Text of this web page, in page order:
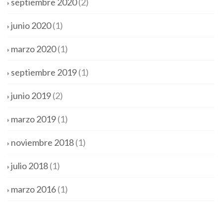
junio 2020(1)
marzo 2020(1)
septiembre 2019(1)
junio 2019(2)
marzo 2019(1)
noviembre 2018(1)
julio 2018(1)
marzo 2016(1)